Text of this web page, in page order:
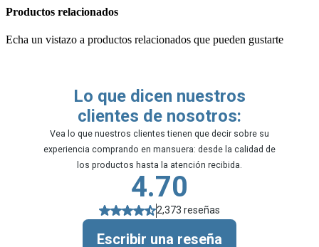
Productos relacionados
Echa un vistazo a productos relacionados que pueden gustarte